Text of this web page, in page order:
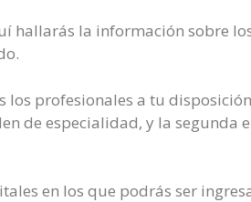
hallarás la información sobre
los profesionales a tu
de especialidad, y la segunda
en los que podrás ser